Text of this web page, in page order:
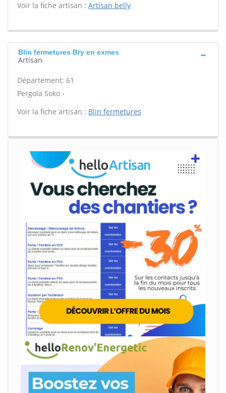
Voir la fiche artisan : Artisan belly
Blin fermetures Bry en exmes
Artisan
Département: 61
Pergola Soko -
Voir la fiche artisan : Blin fermetures